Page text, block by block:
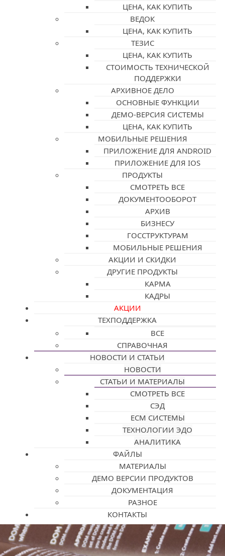
ЦЕНА, КАК КУПИТЬ
ВЕДОК
ЦЕНА, КАК КУПИТЬ
ТЕЗИС
ЦЕНА, КАК КУПИТЬ
СТОИМОСТЬ ТЕХНИЧЕСКОЙ
ПОДДЕРЖКИ
АРХИВНОЕ ДЕЛО
ОСНОВНЫЕ ФУНКЦИИ
ДЕМО-ВЕРСИЯ СИСТЕМЫ
ЦЕНА, КАК КУПИТЬ
МОБИЛЬНЫЕ РЕШЕНИЯ
ПРИЛОЖЕНИЕ ДЛЯ ANDROID
ПРИЛОЖЕНИЕ ДЛЯ IOS
ПРОДУКТЫ
СМОТРЕТЬ ВСЕ
ДОКУМЕНТООБОРОТ
АРХИВ
БИЗНЕСУ
ГОССТРУКТУРАМ
МОБИЛЬНЫЕ РЕШЕНИЯ
АКЦИИ И СКИДКИ
ДРУГИЕ ПРОДУКТЫ
КАРМА
КАДРЫ
АКЦИИ
ТЕХПОДДЕРЖКА
ВСЕ
СПРАВОЧНАЯ
НОВОСТИ И СТАТЬИ
НОВОСТИ
СТАТЬИ И МАТЕРИАЛЫ
СМОТРЕТЬ ВСЕ
СЭД
ECM СИСТЕМЫ
ТЕХНОЛОГИИ ЭДО
АНАЛИТИКА
ФАЙЛЫ
МАТЕРИАЛЫ
ДЕМО ВЕРСИИ ПРОДУКТОВ
ДОКУМЕНТАЦИЯ
РАЗНОЕ
КОНТАКТЫ